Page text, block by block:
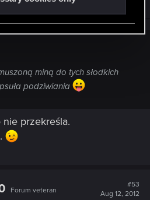
miną do tych słodkich
podziwiania
przekreśla.
Forum veteran
#53
Aug 12, 2012